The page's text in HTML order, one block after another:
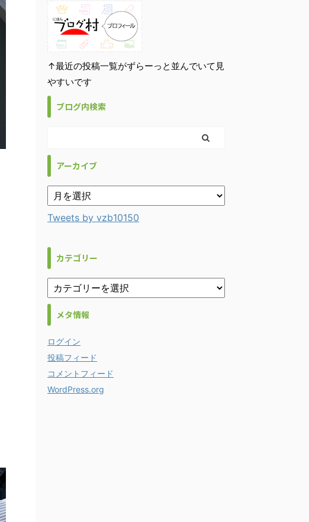
↑最近の投稿一覧がずらーっと並んでいて見
やすいです
ブログ内検索
アーカイブ
Tweets by vzb10150
カテゴリー
メタ情報
ログイン
投稿フィード
コメントフィード
WordPress.org